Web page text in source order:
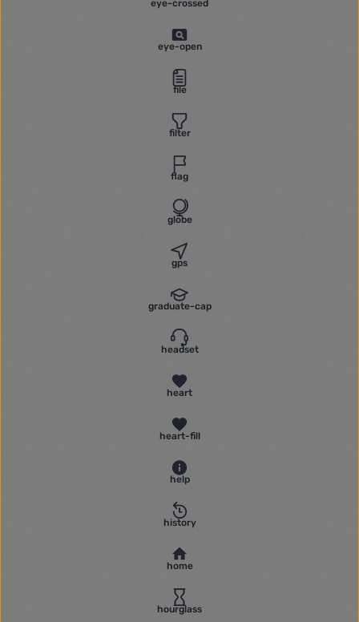
eye-crossed
eye-open
file
filter
flag
globe
gps
graduate-cap
headset
heart
heart-fill
help
history
home
hourglass